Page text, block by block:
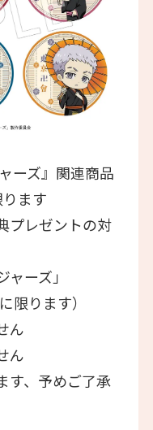
ーズ』関連商品
ます
プレゼントの対
ャーズ」
限ります）
ん
ん
す、予めご了承